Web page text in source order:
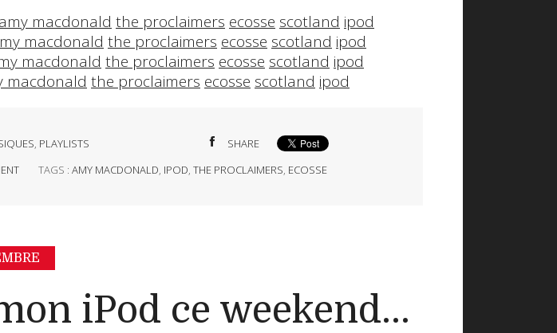
amy macdonald the proclaimers ecosse scotland ipod
macdonald the proclaimers ecosse scotland ipod
macdonald the proclaimers ecosse scotland ipod
macdonald the proclaimers ecosse scotland ipod
, PLAYLISTS
SHARE
TAGS :AMY MACDONALD, IPOD,THE PROCLAIMERS, ECOSSE
iPod ce weekend...